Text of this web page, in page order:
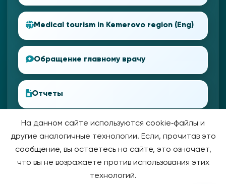
Medical tourism in Kemerovo region (Eng)
Обращение главному врачу
Отчеты
На данном сайте используются cookie‑файлы и
другие аналогичные технологии. Если, прочитав это
сообщение, вы остаетесь на сайте, это означает,
что вы не возражаете против использования этих
технологий.